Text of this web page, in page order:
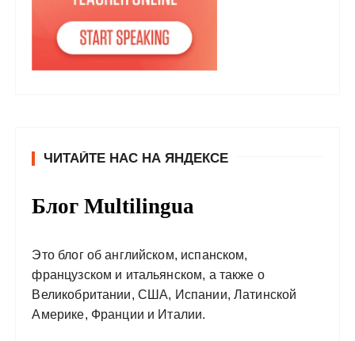
ЧИТАЙТЕ НАС НА ЯНДЕКСЕ
Блог Multilingua
Это блог об английском, испанском,
французском и итальянском, а также о
Великобритании, США, Испании, Латинской
Америке, Франции и Италии.